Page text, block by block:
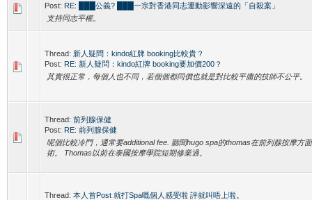
Post: RE: ███公義? ███一宗對香港同志運動影響深遠的「自殺案」
支持同志平權。
Thread: 新人疑問：kindo紅牌 booking比較貴？
Post: RE: 新人疑問：kindo紅牌 booking要加價200？
其實很正常，每個人也不同，若個個都同價也就是對比較平庸的技師不公平。
Thread: 前列腺保健
Post: RE: 前列腺保健
呢個比較冷門，通常要additional fee. 聽聞hugo spa的thomas在前列腺按摩方
術。 Thomas以前在泰國按摩學院短期修業過。
Thread: 本人首Post 就打Spa嘅個人感受啦 評就叫唔上啦。